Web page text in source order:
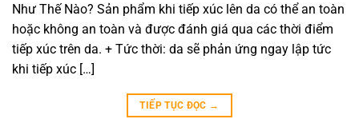
Như Thế Nào? Sản phẩm khi tiếp xúc lên da có thể an toàn
hoặc không an toàn và được đánh giá qua các thời điểm
tiếp xúc trên da. + Tức thời: da sẽ phản ứng ngay lập tức
khi tiếp xúc […]
TIẾP TỤC ĐỌC →